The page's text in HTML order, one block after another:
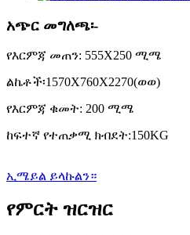
አጭር መግለጫ፡-
የእርምጃ መጠን: 555X250 ሚሜ
ልኬቶች፡1570X760X2270(ወወ)
የእርምጃ ቁመት: 200 ሚሜ
ከፍተኛ የተጠቃሚ ክብደት:150KG
ኢሜይል ይላኩልን።
የምርት ዝርዝር